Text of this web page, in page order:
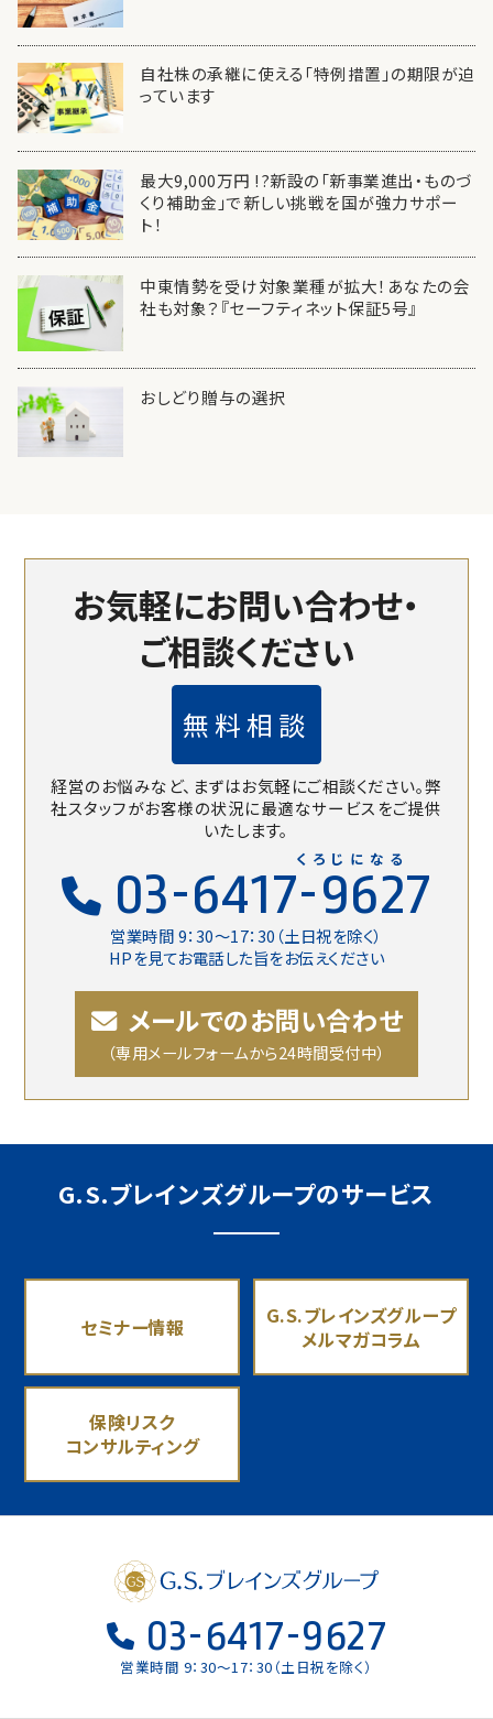
自社株の承継に使える「特例措置」の期限が迫
っています
最大9,000万円 !?新設の「新事業進出・ものづ
くり補助金」で新しい挑戦を国が強力サポー
ト！
中東情勢を受け対象業種が拡大！あなたの会
社も対象？『セーフティネット保証5号』
おしどり贈与の選択
お気軽にお問い合わせ・
ご相談ください
無料相談
経営のお悩みなど、まずはお気軽にご相談ください。弊
社スタッフがお客様の状況に最適なサービスをご提供
いたします。
03-6417-9627
営業時間 9：30〜17：30（土日祝を除く）
HPを見てお電話した旨をお伝えください
くろじになる
メールでのお問い合わせ
（専用メールフォームから24時間受付中）
G.S.ブレインズグループのサービス
セミナー情報
G.S.ブレインズグループ
メルマガコラム
保険リスク
コンサルティング
03-6417-9627
営業時間 9：30〜17：30（土日祝を除く）